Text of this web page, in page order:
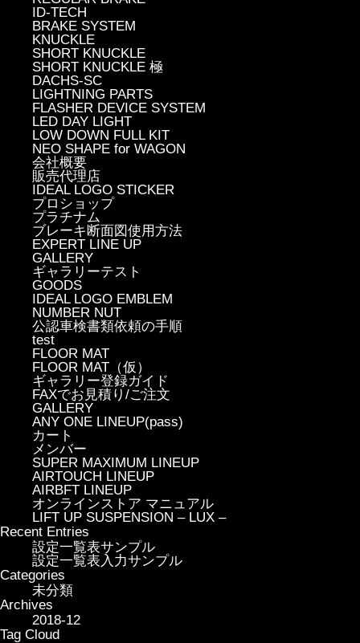
ID-TECH
BRAKE SYSTEM
KNUCKLE
SHORT KNUCKLE
SHORT KNUCKLE 極
DACHS-SC
LIGHTNING PARTS
FLASHER DEVICE SYSTEM
LED DAY LIGHT
LOW DOWN FULL KIT
NEO SHAPE for WAGON
会社概要
販売代理店
IDEAL LOGO STICKER
プロショップ
プラチナム
ブレーキ断面図使用方法
EXPERT LINE UP
GALLERY
ギャラリーテスト
GOODS
IDEAL LOGO EMBLEM
NUMBER NUT
公認車検書類依頼の手順
test
FLOOR MAT
FLOOR MAT（仮）
ギャラリー登録ガイド
FAXでお見積り/ご注文
GALLERY
ANY ONE LINEUP(pass)
カート
メンバー
SUPER MAXIMUM LINEUP
AIRTOUCH LINEUP
AIRBFT LINEUP
オンラインストア マニュアル
LIFT UP SUSPENSION – LUX –
Recent Entries
設定一覧表サンプル
設定一覧表入力サンプル
Categories
未分類
Archives
2018-12
Tag Cloud